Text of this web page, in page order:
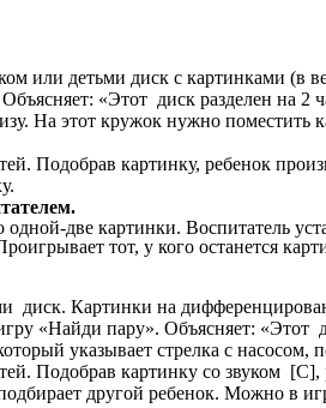
или детьми диск с картинками (в
«Этот диск разделен на
На этот кружок нужно поместить
Подобрав картинку, ребенок
две картинки. Воспитатель
тот, у кого останется
диск. Картинки на
«Найди пару». Объясняет:
указывает стрелка с насосом,
Подобрав картинку со звуком
другой ребенок. Можно в